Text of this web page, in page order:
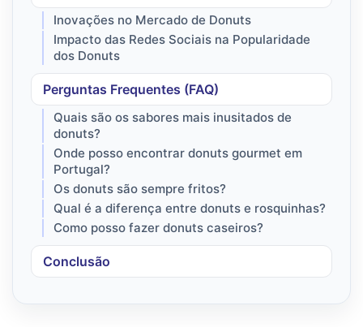
Inovações no Mercado de Donuts
Impacto das Redes Sociais na Popularidade
dos Donuts
Perguntas Frequentes (FAQ)
Quais são os sabores mais inusitados de
donuts?
Onde posso encontrar donuts gourmet em
Portugal?
Os donuts são sempre fritos?
Qual é a diferença entre donuts e rosquinhas?
Como posso fazer donuts caseiros?
Conclusão